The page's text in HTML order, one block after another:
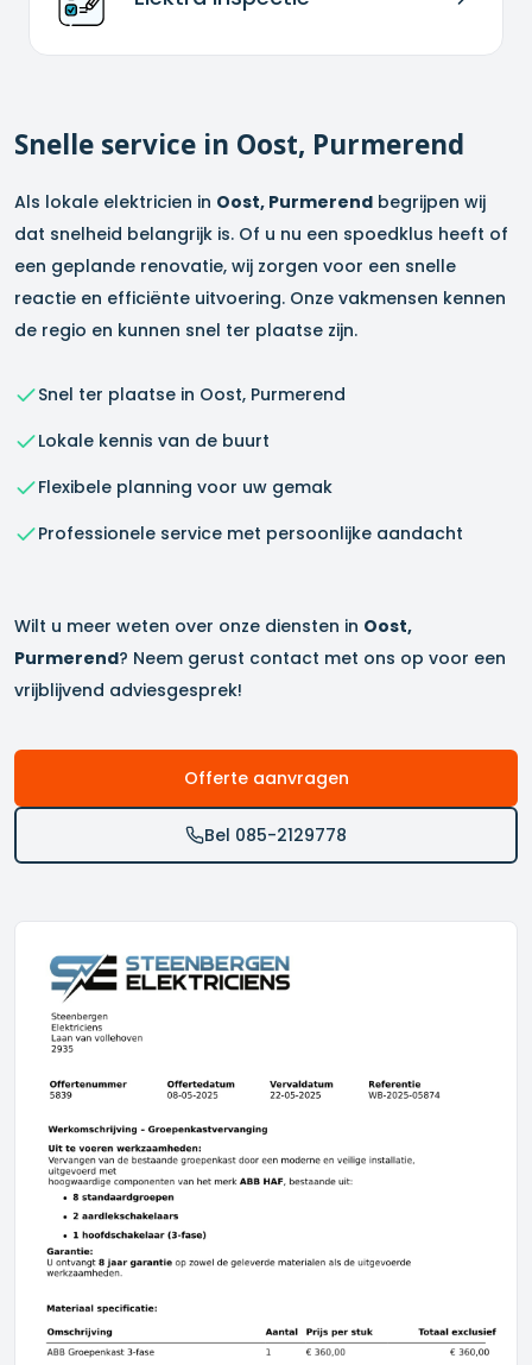
Snelle service in Oost, Purmerend
Als lokale elektricien in Oost, Purmerend begrijpen wij
dat snelheid belangrijk is. Of u nu een spoedklus heeft of
een geplande renovatie, wij zorgen voor een snelle
reactie en efficiënte uitvoering. Onze vakmensen kennen
de regio en kunnen snel ter plaatse zijn.
Snel ter plaatse in Oost, Purmerend
Lokale kennis van de buurt
Flexibele planning voor uw gemak
Professionele service met persoonlijke aandacht
Wilt u meer weten over onze diensten in Oost,
Purmerend? Neem gerust contact met ons op voor een
vrijblijvend adviesgesprek!
Offerte aanvragen
Bel 085-2129778